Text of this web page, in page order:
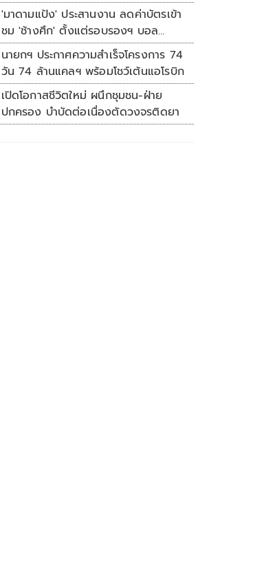
'มาดามแป้ง' ประสานงาน ลดค่าบัตรเข้า
ชม 'ช้างศึก' ตั้งแต่รอบรองฯ บอล
อาเซียน
นายกฯ ประกาศความสำเร็จโครงการ 74
วัน 74 ล้านแคลฯ พร้อมโชว์เต้นแอโรบิก
เปิดโอกาสชีวิตใหม่ ผนึกชุมชน-ฝ่าย
ปกครอง บำบัดต่อเนื่องตัดวงจรติดยา